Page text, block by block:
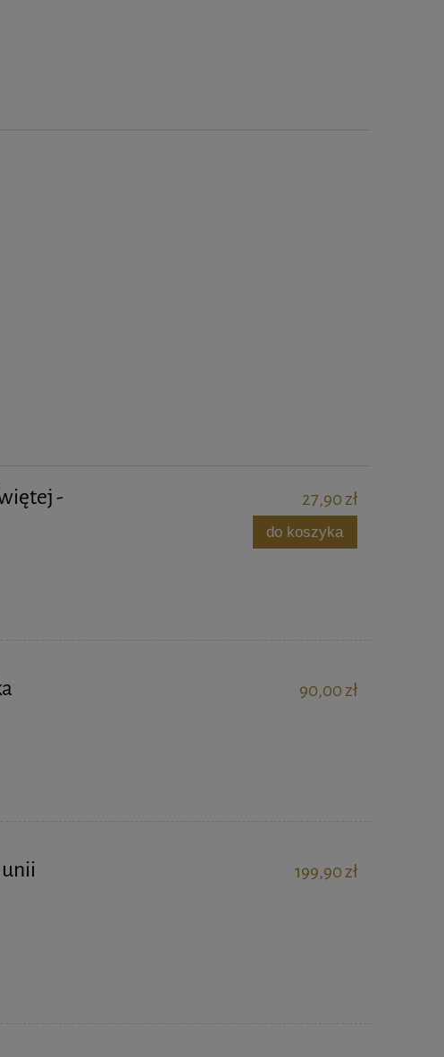
-
27,90 zł
do koszyka
90,00 zł
199,90 zł